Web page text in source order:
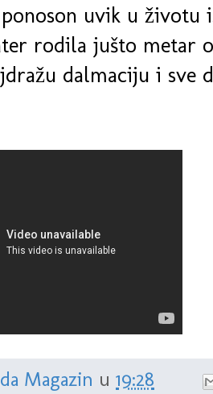
uvik u životu
rodila jušto metar
dalmaciju i sve
Magazin u 19:28